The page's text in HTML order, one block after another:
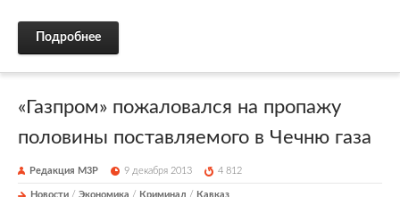
Подробнее
«Газпром» пожаловался на пропажу
половины поставляемого в Чечню газа
Редакция М3Р 9 декабря 2013 4 812
Новости / Экономика / Криминал / Кавказ